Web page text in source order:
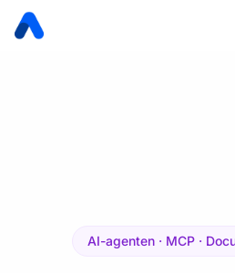
AI-agenten · MCP ·